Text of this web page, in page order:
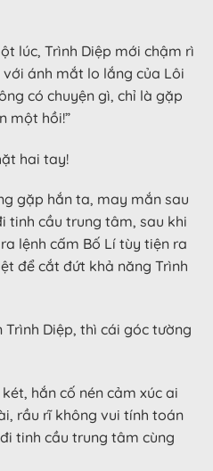
lúc, Trình Diệp mới chậm rì
ánh mắt lo lắng của Lôi
có chuyện gì, chỉ là gặp
một hồi!”
hai tay!
gặp hắn ta, may mắn sau
tinh cầu trung tâm, sau khi
lệnh cấm Bố Lí tùy tiện ra
để cắt đứt khả năng Trình
Diệp, thì cái góc tường
hắn cố nén cảm xúc ai
rầu rĩ không vui tính toán
tinh cầu trung tâm cùng